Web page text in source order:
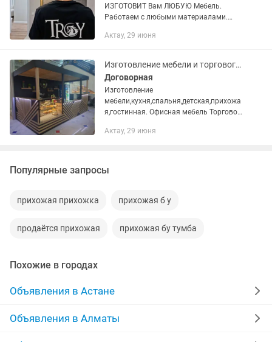
ИЗГОТОВИТ Вам ЛЮБУЮ Мебель.
Работаем с любыми материалами.
Гардеробы - Прихожка - итд. Большой
Актау, 29 июня
Изготовление мебели и торгового оборудования
Договорная
Изготовление
мебели,кухня,спальня,детская,прихожа
я,гостинная. Офисная мебель Торговое
мебель,любая сложность
Актау, 29 июня
Популярные запросы
прихожая прихожка прихожая б у
продаётся прихожая прихожая бу тумба
Похожие в городах
Объявления в Астане
Объявления в Алматы